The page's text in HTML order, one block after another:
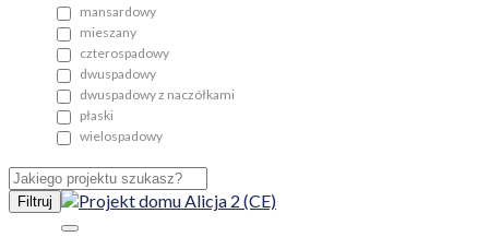
mansardowy
mieszany
czterospadowy
dwuspadowy
dwuspadowy z naczółkami
płaski
wielospadowy
Filtruj